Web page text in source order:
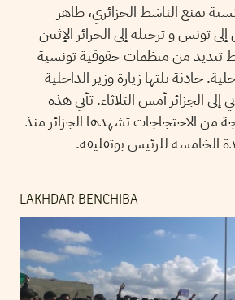
بمنع الناشط الجزائري، طاهر
تونس و ترحيله إلى الجزائر الإثنين
تنديد من منظمات حقوقية تونسية
حادثة تلتها زيارة وزير الداخلية
إلى الجزائر أمس الثلاثاء. تأتي هذه
من الاحتجاجات تشهدها الجزائر منذ
الخامسة للرئيس بوتفليقة.
LAKHDAR BENCHIBA